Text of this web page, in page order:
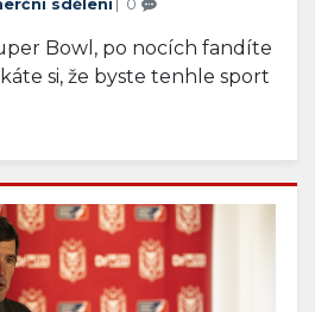
sdělení 0
Bowl, po nocích fandíte
si, že byste tenhle sport